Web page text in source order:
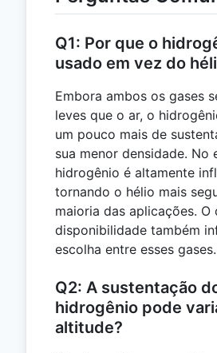
Q1: Por que o
usado em vez do
Embora ambos os gases
leves que o ar, o
um pouco mais de
sua menor densidade. No
hidrogênio é altamente
tornando o hélio mais
maioria das aplicações. O
disponibilidade também
escolha entre esses gases.
Q2: A sustentação
hidrogênio pode
altitude?